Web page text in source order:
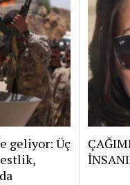
geliyor: Üç